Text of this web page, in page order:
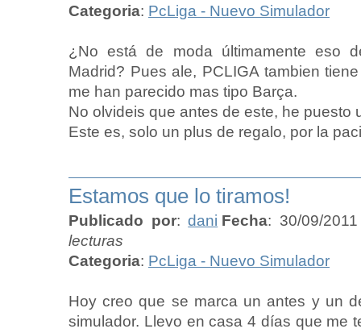
Categoria: PcLiga - Nuevo Simulador
¿No está de moda últimamente eso
Madrid? Pues ale, PCLIGA tambien
me han parecido mas tipo Barça.
No olvideis que antes de este, he puesto
Este es, solo un plus de regalo, por la
Estamos que lo tiramos!
Publicado por:dani Fecha: 30/09/
lecturas
Categoria: PcLiga - Nuevo Simulador
Hoy creo que se marca un antes y un
simulador. Llevo en casa 4 días que me